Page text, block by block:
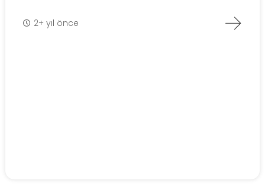
2+ yıl önce